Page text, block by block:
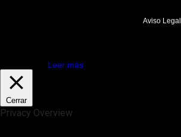
Aviso Legal
Leer más
Cerrar
Privacy Overview